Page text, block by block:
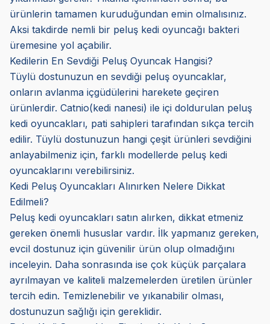
ürünlerin tamamen kuruduğundan emin olmalısınız.
Aksi takdirde nemli bir peluş kedi oyuncağı bakteri
üremesine yol açabilir.
Kedilerin En Sevdiği Peluş Oyuncak Hangisi?
Tüylü dostunuzun en sevdiği peluş oyuncaklar,
onların avlanma içgüdülerini harekete geçiren
ürünlerdir. Catnio(kedi nanesi) ile içi doldurulan peluş
kedi oyuncakları, pati sahipleri tarafından sıkça tercih
edilir. Tüylü dostunuzun hangi çeşit ürünleri sevdiğini
anlayabilmeniz için, farklı modellerde peluş kedi
oyuncaklarını verebilirsiniz.
Kedi Peluş Oyuncakları Alınırken Nelere Dikkat
Edilmeli?
Peluş kedi oyuncakları satın alırken, dikkat etmeniz
gereken önemli hususlar vardır. İlk yapmanız gereken,
evcil dostunuz için güvenilir ürün olup olmadığını
inceleyin. Daha sonrasında ise çok küçük parçalara
ayrılmayan ve kaliteli malzemelerden üretilen ürünler
tercih edin. Temizlenebilir ve yıkanabilir olması,
dostunuzun sağlığı için gereklidir.